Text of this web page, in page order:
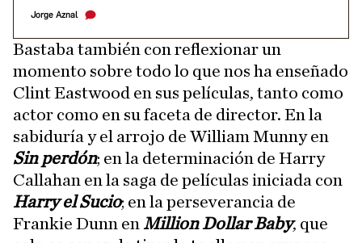
Jorge Aznal
Bastaba también con reflexionar un
momento sobre todo lo que nos ha enseñado
Clint Eastwood en sus películas, tanto como
actor como en su faceta de director. En la
sabiduría y el arrojo de William Munny en
Sin perdón; en la determinación de Harry
Callahan en la saga de películas iniciada con
Harry el Sucio; en la perseverancia de
Frankie Dunn en Million Dollar Baby, que